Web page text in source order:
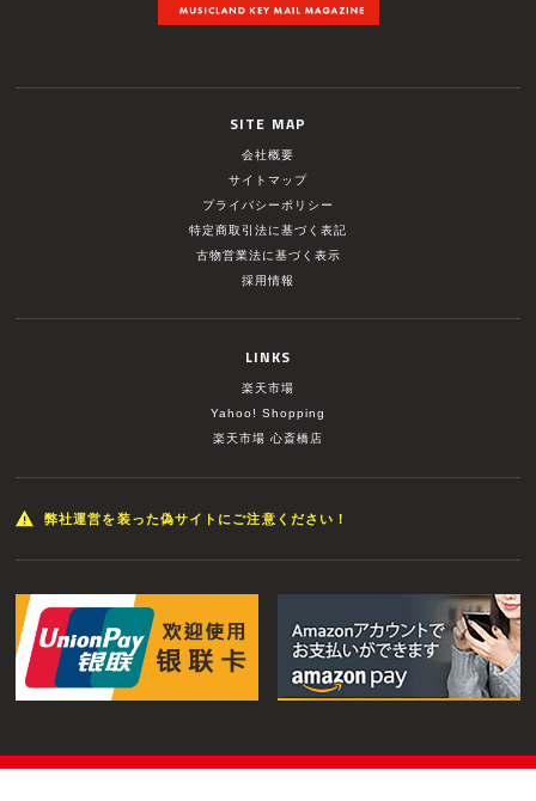
SITE MAP
会社概要
サイトマップ
プライバシーポリシー
特定商取引法に基づく表記
古物営業法に基づく表示
採用情報
LINKS
楽天市場
Yahoo! Shopping
楽天市場 心斎橋店
弊社運営を装った偽サイトにご注意ください！